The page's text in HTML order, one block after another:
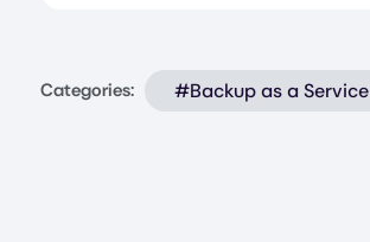
Categories: #Backup as a Service